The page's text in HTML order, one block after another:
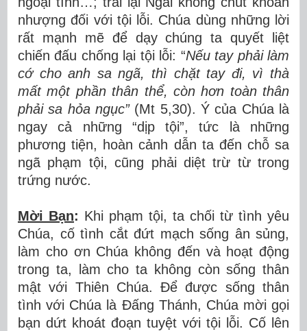
nhượng đối với tội lỗi. Chúa dùng những lời
rất mạnh mẽ để dạy chúng ta quyết liệt
chiến đấu chống lại tội lỗi: “Nếu tay phải làm
cớ cho anh sa ngã, thì chặt tay đi, vì thà
mất một phần thân thể, còn hơn toàn thân
phải sa hỏa ngục” (Mt 5,30). Ý của Chúa là
ngay cả những “dịp tội”, tức là những
phương tiện, hoàn cảnh dẫn ta đến chỗ sa
ngã phạm tội, cũng phải diệt trừ từ trong
trứng nước.
Mời Bạn: Khi phạm tội, ta chối từ tình yêu
Chúa, cố tình cắt đứt mạch sống ân sủng,
làm cho ơn Chúa không đến và hoạt động
trong ta, làm cho ta không còn sống thân
mật với Thiên Chúa. Để được sống thân
tình với Chúa là Đấng Thánh, Chúa mời gọi
bạn dứt khoát đoạn tuyệt với tội lỗi. Cố lên